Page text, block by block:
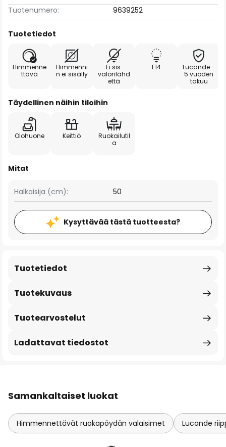
Tuotenumero:
9639252
Tuotetiedot
Himmenne
ttävä
Himmenni
n ei sisälly
Ei sis.
valonlähd
että
E14
Lucande -
5 vuoden
takuu
Täydellinen näihin tiloihin
Olohuone Keittiö
Ruokailutil
a
Mitat
Halkaisija (cm): 50
Kysyttävää tästä tuotteesta?
Tuotekuvaus
Tuotetiedot
Tuotearvostelut
Ladattavat tiedostot
Samankaltaiset luokat
Himmennettävät ruokapöydän valaisimet Lucande